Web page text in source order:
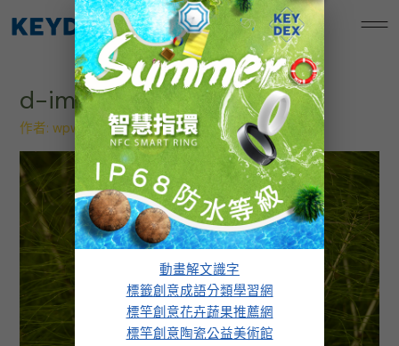
動畫解文識字
標籤創意成語分類學習網
標竿創意花卉蔬果推薦網
標竿創意陶瓷公益美術館
至
標竿創意孔雀魚飼養學習網
d-img_6
作者:wpw.design/2023 年 11 月 23 日